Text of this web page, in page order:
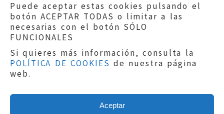
Puede aceptar estas cookies pulsando el
botón ACEPTAR TODAS o limitar a las
necesarias con el botón SÓLO
FUNCIONALES
Si quieres más información, consulta la
POLÍTICA DE COOKIES de nuestra página
web.
Aceptar
Aviso legal|Política de privacidad|
Protección de Datos
Política de cookies